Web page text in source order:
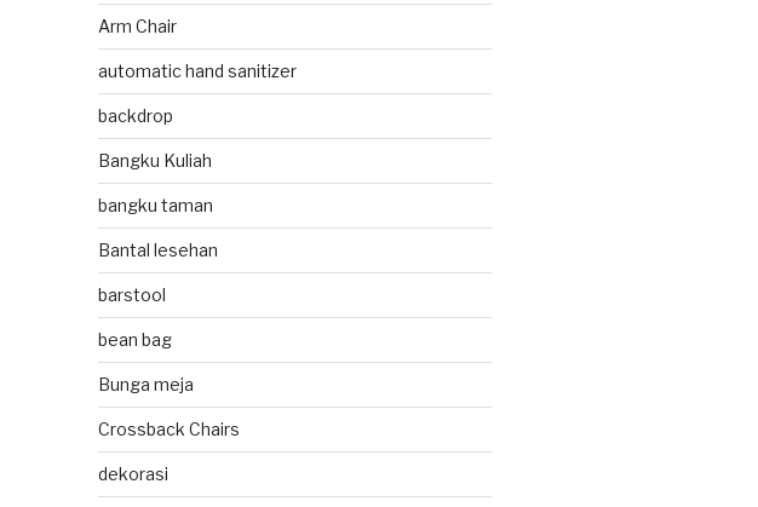
Arm Chair
automatic hand sanitizer
backdrop
Bangku Kuliah
bangku taman
Bantal lesehan
barstool
bean bag
Bunga meja
Crossback Chairs
dekorasi